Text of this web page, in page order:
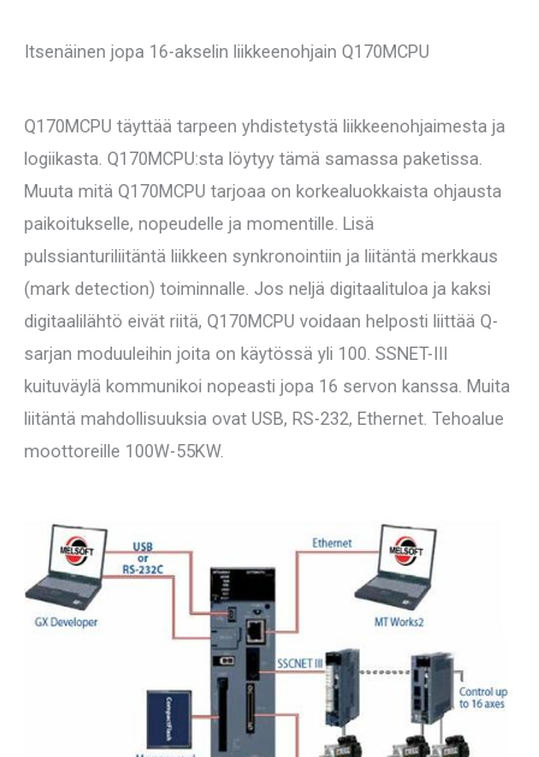
Itsenäinen jopa 16-akselin liikkeenohjain Q170MCPU
Q170MCPU täyttää tarpeen yhdistetystä liikkeenohjaimesta ja
logiikasta. Q170MCPU:sta löytyy tämä samassa paketissa.
Muuta mitä Q170MCPU tarjoaa on korkealuokkaista ohjausta
paikoitukselle, nopeudelle ja momentille. Lisä
pulssianturiliitäntä liikkeen synkronointiin ja liitäntä merkkaus
(mark detection) toiminnalle. Jos neljä digitaalituloa ja kaksi
digitaalilähtö eivät riitä, Q170MCPU voidaan helposti liittää Q-
sarjan moduuleihin joita on käytössä yli 100. SSNET-III
kuituväylä kommunikoi nopeasti jopa 16 servon kanssa. Muita
liitäntä mahdollisuuksia ovat USB, RS-232, Ethernet. Tehoalue
moottoreille 100W-55KW.